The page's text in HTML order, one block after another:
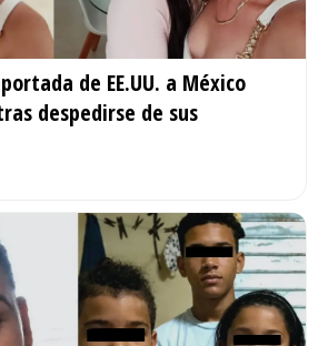
de EE.UU. a México
despedirse de sus